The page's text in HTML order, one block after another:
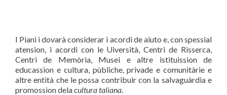
I Piani i dovarà considerar i acordi de aiuto e, con spessial
atension, i acordi con le Uiversità, Centri de Risserca,
Centri de Memòria, Musei e altre istituission de
educassion e cultura, pùbliche, privade e comunitàrie e
altre entità che le possa contribuir con la salvaguàrdia e
promossion delacultura taliana.